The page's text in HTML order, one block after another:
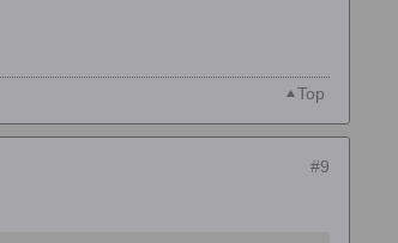
Top
#9